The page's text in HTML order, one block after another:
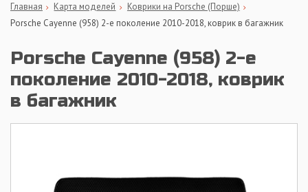
Главная Карта моделей
Коврики на Porsche (Порше)
Porsche Cayenne (958) 2-е поколение 2010-2018, коврик в багажник
Porsche Cayenne (958) 2-е
поколение 2010-2018, коврик
в багажник